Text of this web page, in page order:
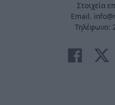
Στοιχεία
Email.
Τηλέφωνο: